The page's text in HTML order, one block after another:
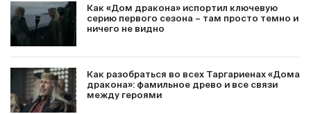
Как «Дом дракона» испортил ключевую
серию первого сезона – там просто темно и
ничего не видно
Как разобраться во всех Таргариенах «Дома
дракона»: фамильное древо и все связи
между героями